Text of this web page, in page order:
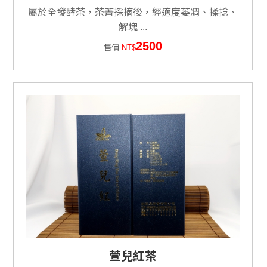
屬於全發酵茶，茶菁採摘後，經適度萎凋、揉捻、
解塊 ...
售價 NT$2500
萱兒紅茶